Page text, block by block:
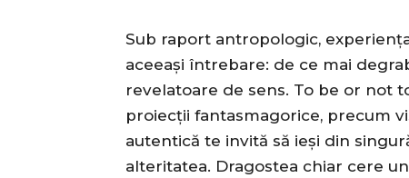
Sub raport antropologic,
aceeași întrebare: de ce mai
revelatoare de sens. To be or not
proiecții fantasmagorice, precum
autentică te invită să ieși din
alteritatea. Dragostea chiar cere